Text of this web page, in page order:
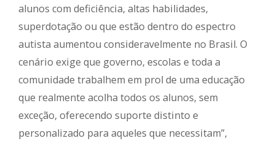
alunos com deficiência, altas habilidades,
superdotação ou que estão dentro do espectro
autista aumentou consideravelmente no Brasil. O
cenário exige que governo, escolas e toda a
comunidade trabalhem em prol de uma educação
que realmente acolha todos os alunos, sem
exceção, oferecendo suporte distinto e
personalizado para aqueles que necessitam”,